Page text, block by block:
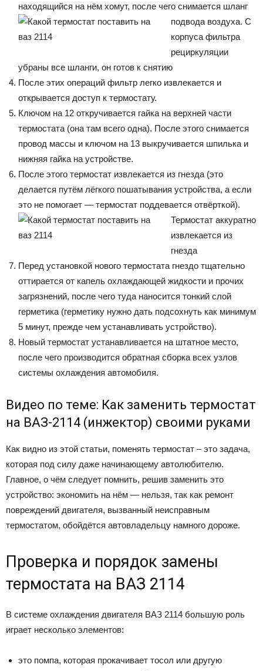
находящийся на нём хомут, после чего снимается шланг
подвода воздуха. С
корпуса фильтра
рециркуляции
убраны все шланги, он готов к снятию
После этих операций фильтр легко извлекается и
открывается доступ к термостату.
Ключом на 12 откручивается гайка на верхней части
термостата (она там всего одна). После этого снимается
провод массы и ключом на 13 выкручивается шпилька и
нижняя гайка на устройстве.
После этого термостат извлекается из гнезда (это
делается путём лёгкого пошатывания устройства, а если
это не помогает — термостат поддевается отвёрткой).
Термостат аккуратно
извлекается из
гнезда
Перед установкой нового термостата гнездо тщательно
оттирается от капель охлаждающей жидкости и прочих
загрязнений, после чего туда наносится тонкий слой
герметика (герметику нужно дать подсохнуть как минимум
5 минут, прежде чем устанавливать устройство).
Новый термостат устанавливается на штатное место,
после чего производится обратная сборка всех узлов
системы охлаждения автомобиля.
Видео по теме: Как заменить термостат
на ВАЗ-2114 (инжектор) своими руками
Как видно из этой статьи, поменять термостат – это задача,
которая под силу даже начинающему автолюбителю.
Главное, о чём следует помнить, решив заменить это
устройство: экономить на нём — нельзя, так как ремонт
повреждений двигателя, вызванный неисправным
термостатом, обойдётся автовладельцу намного дороже.
Проверка и порядок замены
термостата на ВАЗ 2114
В системе охлаждения двигателя ВАЗ 2114 большую роль
играет несколько элементов:
это помпа, которая прокачивает тосол или другую